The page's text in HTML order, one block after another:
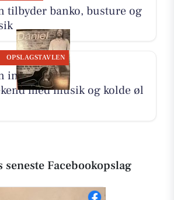
tilbyder banko, busture og
OPSLAGSTAVLEN
inviterer til
med musik og kolde øl
Facebookopslag